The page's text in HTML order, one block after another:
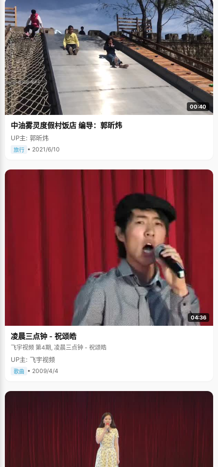
00:40
中油雾灵度假村饭店 编导：郭昕炜
UP主: 郭昕炜
旅行 • 2021/6/10
04:36
凌晨三点钟 - 祝颂皓
飞宇视频 第4期, 凌晨三点钟 - 祝颂皓
UP主: 飞宇视频
歌曲 • 2009/4/4